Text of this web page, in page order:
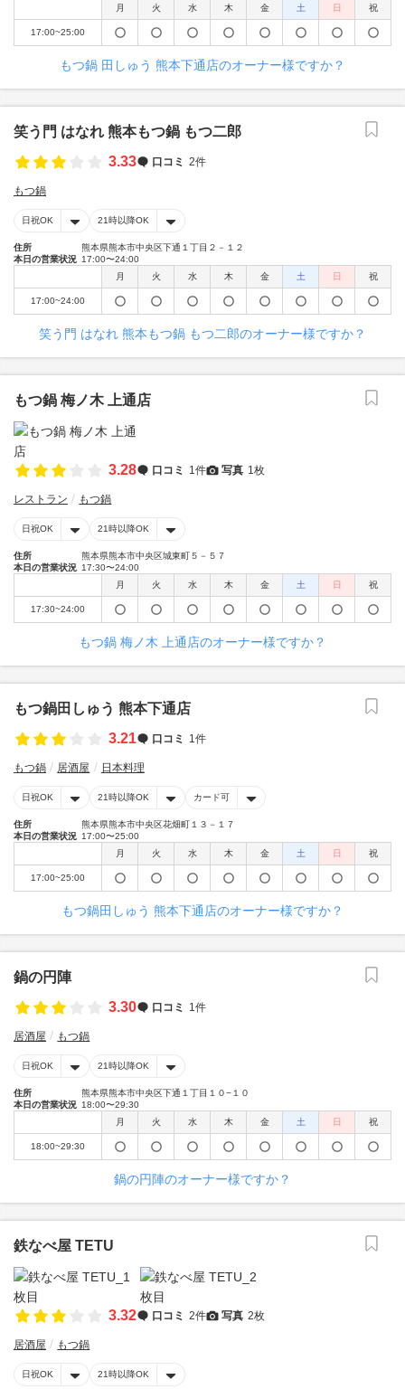
月
火 水 木 金 土 日 祝
17:00~25:00
もつ鍋 田しゅう 熊本下通店のオーナー様ですか？
笑う門 はなれ 熊本もつ鍋 もつ二郎
3.33
口コミ 2件
もつ鍋
日祝OK 21時以降OK
住所
熊本県熊本市中央区下通１丁目２－１２
本日の営業状況 17:00〜24:00
月
火 水 木 金 土 日 祝
17:00~24:00
笑う門 はなれ 熊本もつ鍋 もつ二郎のオーナー様ですか？
もつ鍋 梅ノ木 上通店
3.28 口コミ 1件 写真 1枚
レストラン もつ鍋
日祝OK 21時以降OK
住所
熊本県熊本市中央区城東町５－５７
本日の営業状況 17:30〜24:00
月
火 水 木 金 土 日 祝
17:30~24:00
もつ鍋 梅ノ木 上通店のオーナー様ですか？
もつ鍋田しゅう 熊本下通店
3.21
口コミ 1件
もつ鍋 居酒屋 日本料理
日祝OK 21時以降OK カード可
住所
熊本県熊本市中央区花畑町１３－１７
本日の営業状況 17:00〜25:00
月
火 水 木 金 土 日 祝
17:00~25:00
もつ鍋田しゅう 熊本下通店のオーナー様ですか？
鍋の円陣
3.30
口コミ 1件
居酒屋 もつ鍋
日祝OK 21時以降OK
住所
熊本県熊本市中央区下通１丁目１０−１０
本日の営業状況 18:00〜29:30
月
火 水 木 金 土 日 祝
18:00~29:30
鍋の円陣のオーナー様ですか？
鉄なべ屋 TETU
3.32 口コミ 2件 写真 2枚
居酒屋 もつ鍋
日祝OK 21時以降OK